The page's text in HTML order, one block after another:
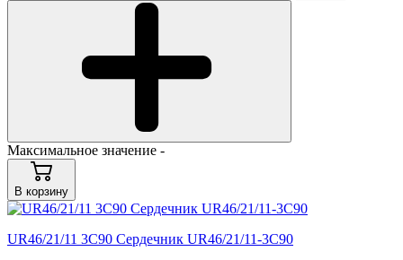
Максимальное значение -
В корзину
UR46/21/11 3C90 Сердечник UR46/21/11-3C90